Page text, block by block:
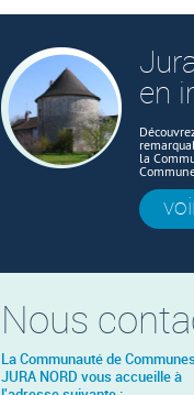
en
la
Nous
La Communauté de Communes
JURA NORD vous accueille à